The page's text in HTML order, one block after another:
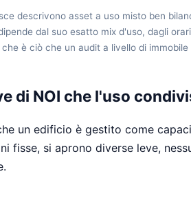
descrivono asset a uso misto ben
dal suo esatto mix d'uso, dagli
è ciò che un audit a livello di immobile
di NOI che l'uso
un edificio è gestito come
fisse, si aprono diverse leve,